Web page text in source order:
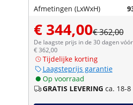
Afmetingen (LxWxH)
€ 344,00€ 362,00
De laagste prijs in de 30 dagen
€ 362,00
Tijdelijke korting
Laagsteprijs garantie
Op voorraad
GRATIS LEVERING ca. 18-8